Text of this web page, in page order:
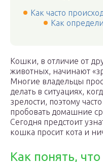
Как часто
Как
Кошки, в отличие от
животных, начинают
Многие владельцы
делать в ситуациях,
зрелости, поэтому
пробовать домашние
Сегодня предстоит
кошка просит кота и
Как понять,